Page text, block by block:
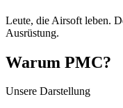
Leute, die Airsoft leben.
Ausrüstung.
Warum PMC?
Unsere Darstellung